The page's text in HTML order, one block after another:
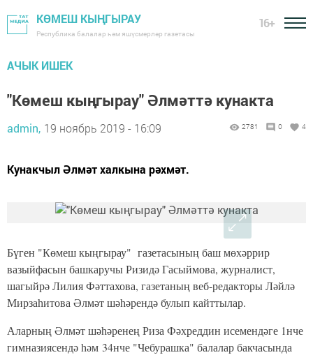
КӨМЕШ КЫҢГЫРАУ
Республика балалар һәм яшүсмерләр газетасы
16+
АЧЫК ИШЕК
"Көмеш кыңгырау" Әлмәттә кунакта
admin, 19 ноябрь 2019 - 16:09 2781 0 4
Кунакчыл Әлмәт халкына рәхмәт.
Бүген "Көмеш кыңгырау" газетасының баш мөхәррир
вазыйфасын башкаручы Ризидә Гасыймова, журналист,
шагыйрә Лилия Фәттахова, газетаның веб-редакторы Ләйлә
Мирзаһитова Әлмәт шәһәрендә булып кайттылар.
Аларның Әлмәт шәһәренең Риза Фәхреддин исемендәге 1нче
гимназиясендә һәм 34нче "Чебурашка" балалар бакчасында